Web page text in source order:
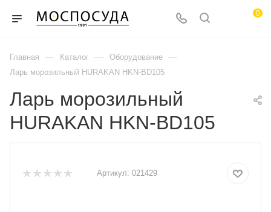
0
Главная — Каталог — Оборудование —
Ларь морозильный HURAKAN HKN-BD105
Ларь морозильный
HURAKAN HKN-BD105
Артикул: 021429